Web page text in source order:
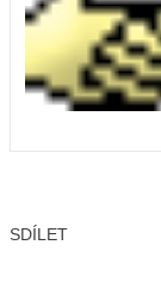
SDÍLET